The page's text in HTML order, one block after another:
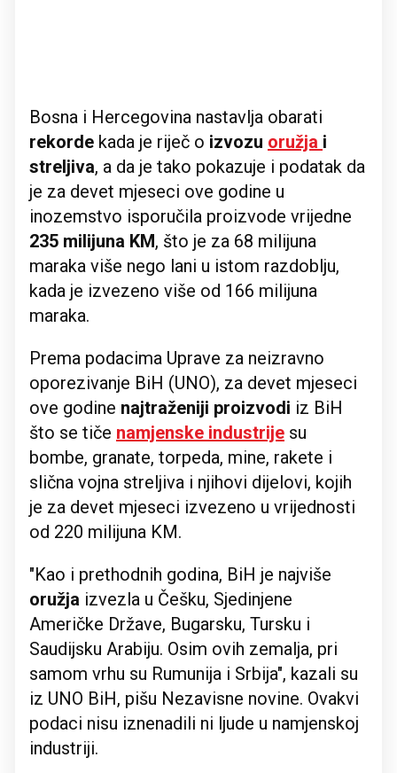
Bosna i Hercegovina nastavlja obarati
rekorde kada je riječ o izvozu oružja i
streljiva, a da je tako pokazuje i podatak da
je za devet mjeseci ove godine u
inozemstvo isporučila proizvode vrijedne
235 milijuna KM, što je za 68 milijuna
maraka više nego lani u istom razdoblju,
kada je izvezeno više od 166 milijuna
maraka.
Prema podacima Uprave za neizravno
oporezivanje BiH (UNO), za devet mjeseci
ove godine najtraženiji proizvodi iz BiH
što se tiče namjenske industrije su
bombe, granate, torpeda, mine, rakete i
slična vojna streljiva i njihovi dijelovi, kojih
je za devet mjeseci izvezeno u vrijednosti
od 220 milijuna KM.
"Kao i prethodnih godina, BiH je najviše
oružja izvezla u Češku, Sjedinjene
Američke Države, Bugarsku, Tursku i
Saudijsku Arabiju. Osim ovih zemalja, pri
samom vrhu su Rumunija i Srbija", kazali su
iz UNO BiH, pišu Nezavisne novine. Ovakvi
podaci nisu iznenadili ni ljude u namjenskoj
industriji.